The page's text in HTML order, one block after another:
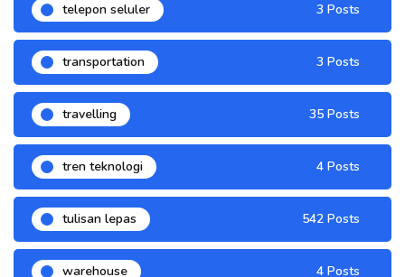
telepon seluler 3 Posts
transportation 3 Posts
travelling 35 Posts
tren teknologi 4 Posts
tulisan lepas 542 Posts
warehouse 4 Posts